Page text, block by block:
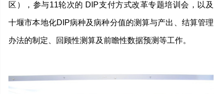
区），参与11轮次的 DIP支付方式改革专题培训会，以及
十堰市本地化DIP病种及病种分值的测算与产出、结算管理
办法的制定、回顾性测算及前瞻性数据预测等工作。